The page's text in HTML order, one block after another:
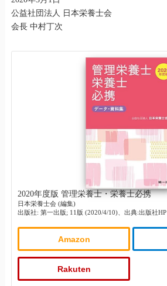
公益社団法人 日本栄養士会
会長 中村丁次
2020年度版 管理栄養士・栄養士必携
日本栄養士会 (編集)
出版社: 第一出版; 11版 (2020/4/10)、出典:出版社HP
Amazon
Rakuten